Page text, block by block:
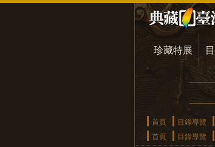
珍藏特展
首頁 目錄導覽
首頁
目錄導覽